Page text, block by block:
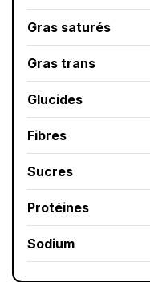
Gras saturés
Gras trans
Glucides
Fibres
Sucres
Protéines
Sodium